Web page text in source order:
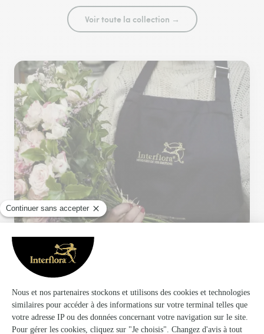
Voir toute la collection →